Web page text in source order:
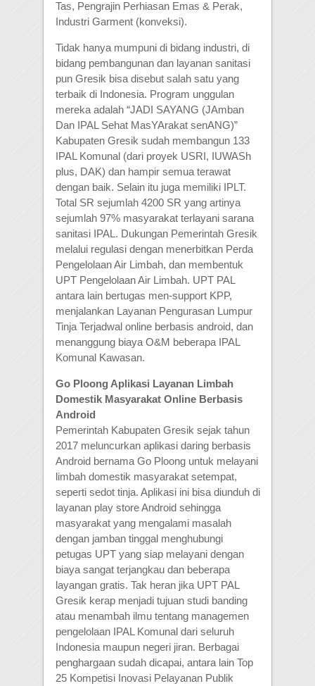
Tas, Pengrajin Perhiasan Emas & Perak,
Industri Garment (konveksi).
Tidak hanya mumpuni di bidang industri, di
bidang pembangunan dan layanan sanitasi
pun Gresik bisa disebut salah satu yang
terbaik di Indonesia. Program unggulan
mereka adalah “JADI SAYANG (JAmban
Dan IPAL Sehat MasYArakat senANG)”
Kabupaten Gresik sudah membangun 133
IPAL Komunal (dari proyek USRI, IUWASh
plus, DAK) dan hampir semua terawat
dengan baik. Selain itu juga memiliki IPLT.
Total SR sejumlah 4200 SR yang artinya
sejumlah 97% masyarakat terlayani sarana
sanitasi IPAL. Dukungan Pemerintah Gresik
melalui regulasi dengan menerbitkan Perda
Pengelolaan Air Limbah, dan membentuk
UPT Pengelolaan Air Limbah. UPT PAL
antara lain bertugas men-support KPP,
menjalankan Layanan Pengurasan Lumpur
Tinja Terjadwal online berbasis android, dan
menanggung biaya O&M beberapa IPAL
Komunal Kawasan.
Go Ploong Aplikasi Layanan Limbah
Domestik Masyarakat Online Berbasis
Android
Pemerintah Kabupaten Gresik sejak tahun
2017 meluncurkan aplikasi daring berbasis
Android bernama Go Ploong untuk melayani
limbah domestik masyarakat setempat,
seperti sedot tinja. Aplikasi ini bisa diunduh di
layanan play store Android sehingga
masyarakat yang mengalami masalah
dengan jamban tinggal menghubungi
petugas UPT yang siap melayani dengan
biaya sangat terjangkau dan beberapa
layangan gratis. Tak heran jika UPT PAL
Gresik kerap menjadi tujuan studi banding
atau menambah ilmu tentang managemen
pengelolaan IPAL Komunal dari seluruh
Indonesia maupun negeri jiran. Berbagai
penghargaan sudah dicapai, antara lain Top
25 Kompetisi Inovasi Pelayanan Publik